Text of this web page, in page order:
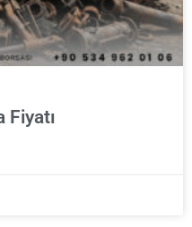
Fiyatı